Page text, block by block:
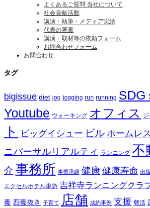
よくあるご質問 当社について
社会貢献活動
講演・執筆・メディア実績
代表の著書
講演・取材等の依頼フォーム
お問合わせフォーム
お問合わせ
タグ
bigissue diet jog jogging run running SDG
Youtube ウォーキング オフィス
ト
ビッグイシュー ビル ホームレス
ニバーサルリアルティ
ランニング 不
介 事務所 事業承継 健康健康寿命 出版
エクセルホテル東急 吉祥寺ランニングクラ
毒 四毒抜き 子育て 店舗 成約事例 支援 朝活